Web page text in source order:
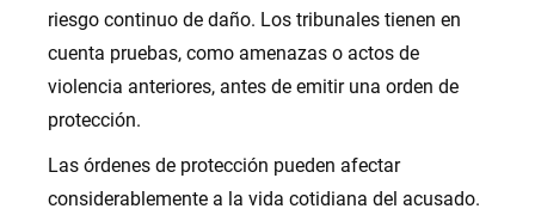
riesgo continuo de daño. Los tribunales tienen en
cuenta pruebas, como amenazas o actos de
violencia anteriores, antes de emitir una orden de
protección.
Las órdenes de protección pueden afectar
considerablemente a la vida cotidiana del acusado.